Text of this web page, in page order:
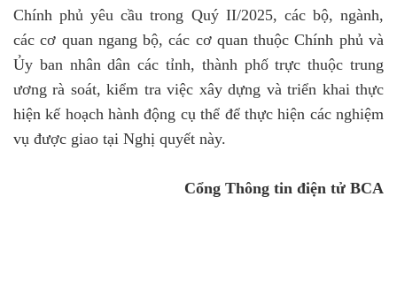
Chính phủ yêu cầu trong Quý II/2025, các bộ, ngành,
các cơ quan ngang bộ, các cơ quan thuộc Chính phủ và
Ủy ban nhân dân các tỉnh, thành phố trực thuộc trung
ương rà soát, kiểm tra việc xây dựng và triển khai thực
hiện kế hoạch hành động cụ thể để thực hiện các nghiệm
vụ được giao tại Nghị quyết này.
Cổng Thông tin điện tử BCA